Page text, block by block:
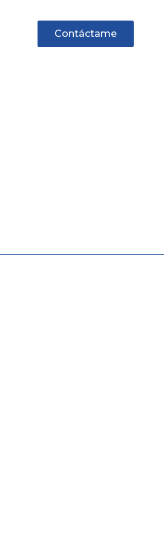
Contáctame